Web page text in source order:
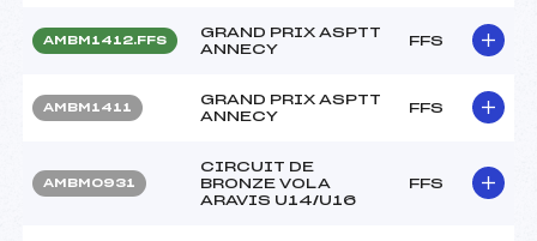
AMBM1412.FFS
GRAND PRIX ASPTT
ANNECY
FFS
AMBM1411
GRAND PRIX ASPTT
ANNECY
FFS
AMBM0931
CIRCUIT DE
BRONZE VOLA
ARAVIS U14/U16
FFS